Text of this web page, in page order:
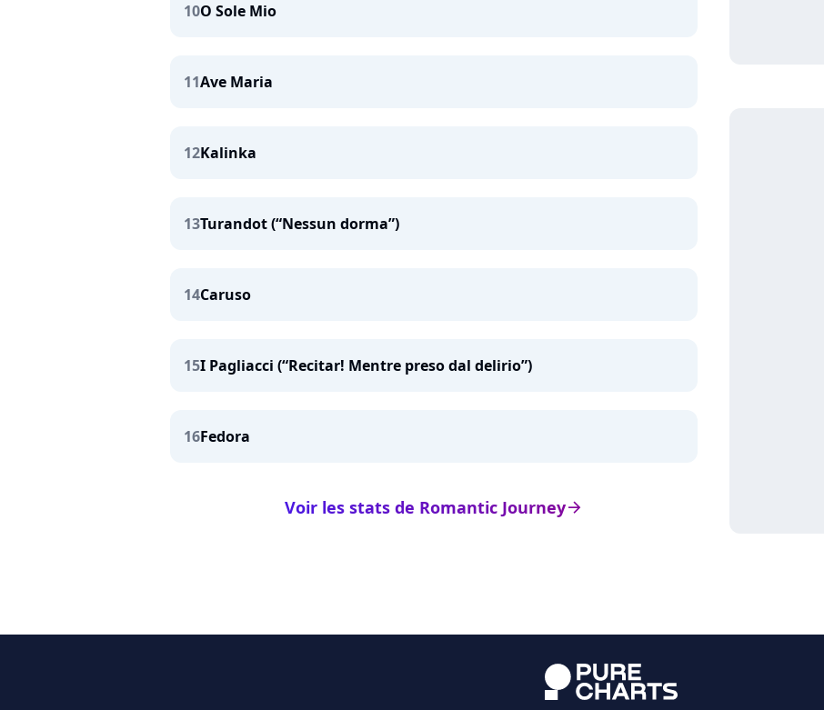
10O Sole Mio
11Ave Maria
12Kalinka
13Turandot (“Nessun dorma”)
14Caruso
15I Pagliacci (“Recitar! Mentre preso dal delirio”)
16Fedora
arrow_right
Voir les stats de Romantic Journey